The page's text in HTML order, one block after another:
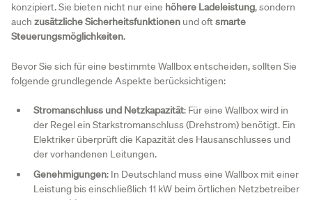
konzipiert. Sie bieten nicht nur eine höhere Ladeleistung, sondern
auch zusätzliche Sicherheitsfunktionen und oftsmarte
Steuerungsmöglichkeiten.
Bevor Sie sich für eine bestimmte Wallbox entscheiden, sollten Sie
folgende grundlegende Aspekte berücksichtigen:
Stromanschluss und Netzkapazität: Für eine Wallbox wird in
der Regel ein Starkstromanschluss (Drehstrom) benötigt. Ein
Elektriker überprüft die Kapazität des Hausanschlusses und
der vorhandenen Leitungen.
Genehmigungen: In Deutschland muss eine Wallbox mit einer
Leistung bis einschließlich 11 kW beim örtlichen Netzbetreiber